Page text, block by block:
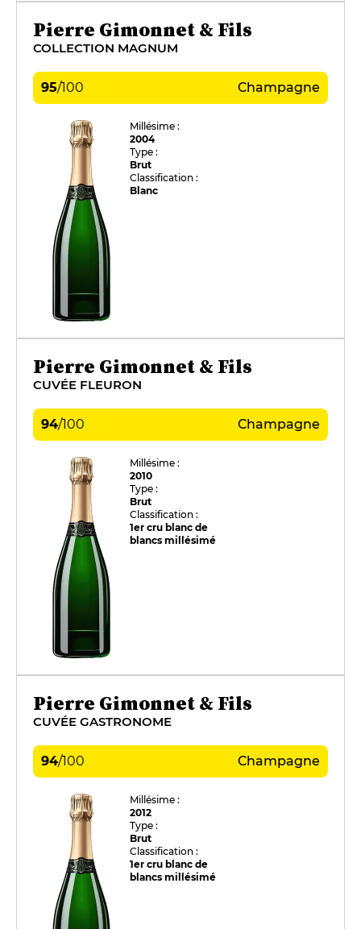
Pierre Gimonnet & Fils
COLLECTION MAGNUM
95/100 Champagne
Millésime :
2004
Type :
Brut
Classification :
Blanc
Pierre Gimonnet & Fils
CUVÉE FLEURON
94/100 Champagne
Millésime :
2010
Type :
Brut
Classification :
1er cru blanc de
blancs millésimé
Pierre Gimonnet & Fils
CUVÉE GASTRONOME
94/100 Champagne
Millésime :
2012
Type :
Brut
Classification :
1er cru blanc de
blancs millésimé